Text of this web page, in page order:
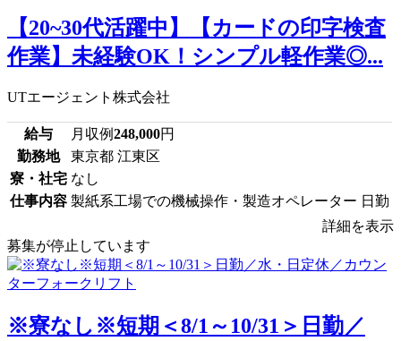
【20~30代活躍中】【カードの印字検査
作業】未経験OK！シンプル軽作業◎...
UTエージェント株式会社
給与 月収例248,000円
勤務地
東京都 江東区
寮・社宅 なし
仕事内容 製紙系工場での機械操作・製造オペレーター 日勤
詳細を表示
募集が停止しています
※寮なし※短期＜8/1～10/31＞日勤／